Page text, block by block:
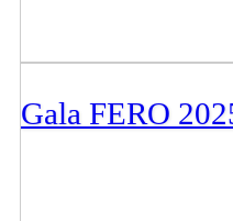
Gala FERO